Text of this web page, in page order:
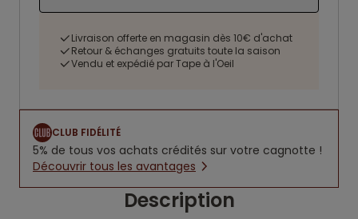
Livraison offerte en magasin dès 10€ d'achat
Retour & échanges gratuits toute la saison
Vendu et expédié par Tape à l'Oeil
CLUB FIDÉLITÉ
5% de tous vos achats crédités sur votre cagnotte !
Découvrir tous les avantages
Description